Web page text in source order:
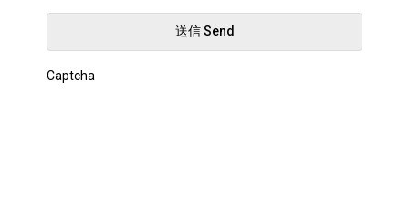
送信 Send
Captcha